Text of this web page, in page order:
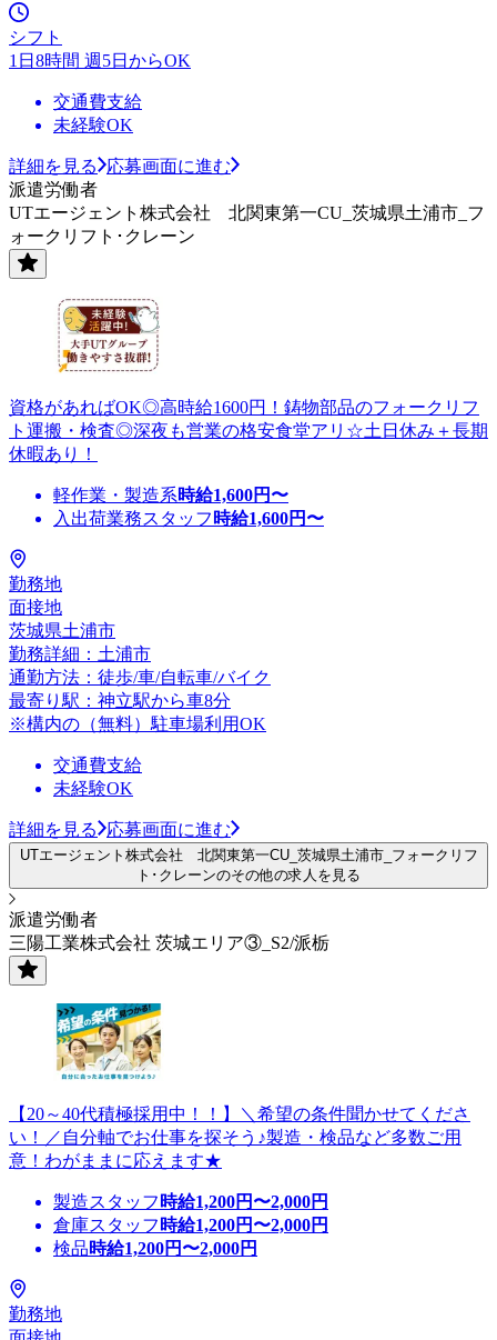
シフト
1日8時間 週5日からOK
交通費支給
未経験OK
詳細を見る
応募画面に進む
派遣労働者
UTエージェント株式会社 北関東第一CU_茨城県土浦市_フ
ォークリフト･クレーン
資格があればOK◎高時給1600円！鋳物部品のフォークリフ
ト運搬・検査◎深夜も営業の格安食堂アリ☆土日休み＋長期
休暇あり！
軽作業・製造系時給1,600円〜
入出荷業務スタッフ 時給1,600円〜
勤務地
面接地
茨城県土浦市
勤務詳細：土浦市
通勤方法：徒歩/車/自転車/バイク
最寄り駅：神立駅から車8分
※構内の（無料）駐車場利用OK
交通費支給
未経験OK
詳細を見る 応募画面に進む
UTエージェント株式会社 北関東第一CU_茨城県土浦市_フォークリフ
ト･クレーンのその他の求人を見る
派遣労働者
三陽工業株式会社 茨城エリア③_S2/派栃
【20～40代積極採用中！！】＼希望の条件聞かせてくださ
い！／自分軸でお仕事を探そう♪製造・検品など多数ご用
意！わがままに応えます★
製造スタッフ 時給1,200円〜2,000円
倉庫スタッフ 時給1,200円〜2,000円
検品時給1,200円〜2,000円
勤務地